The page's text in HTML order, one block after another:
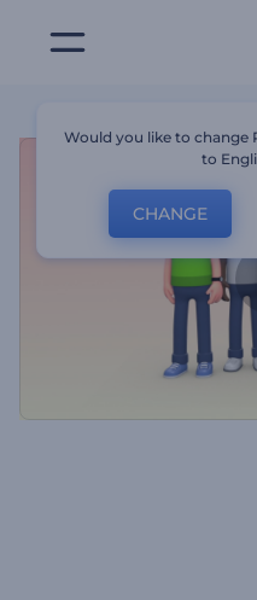
Would you like to change
to
CHANGE